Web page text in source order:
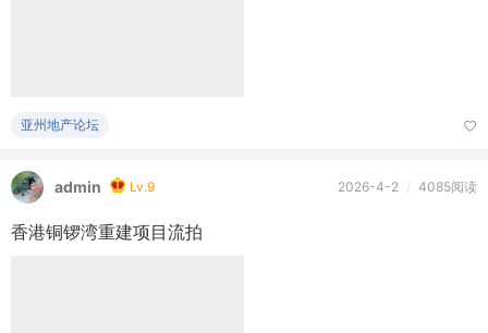
亚州地产论坛
admin Lv.9 2026-4-2 / 4085阅读
香港铜锣湾重建项目流拍